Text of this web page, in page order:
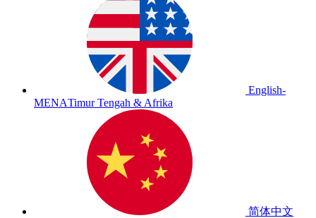
English-
MENATimur Tengah & Afrika
简体中文